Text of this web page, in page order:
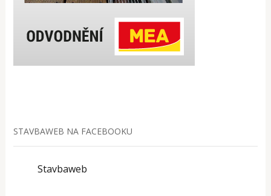
STAVBAWEB NA FACEBOOKU
Stavbaweb